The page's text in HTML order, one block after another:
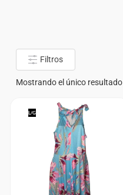
Filtros
Mostrando el único resultado
L/G